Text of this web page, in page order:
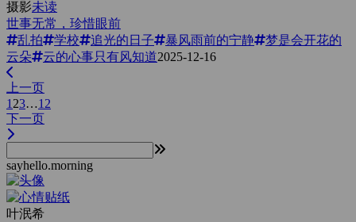
摄影未读
世事无常，珍惜眼前
乱拍
学校 追光的日子 暴风雨前的宁静
梦是会开花的
云朵
云的心事只有风知道2025-12-16
上一页
1 23…12
下一页
sayhello.morning
叶泯希